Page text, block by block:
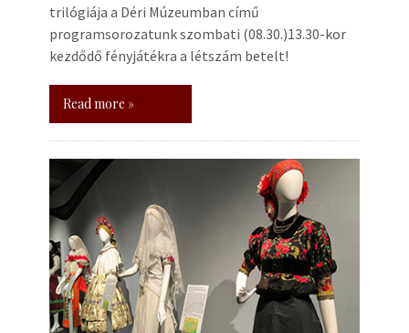
trilógiája a Déri Múzeumban című
programsorozatunk szombati (08.30.)13.30-kor
kezdődő fényjátékra a létszám betelt!
Read more »